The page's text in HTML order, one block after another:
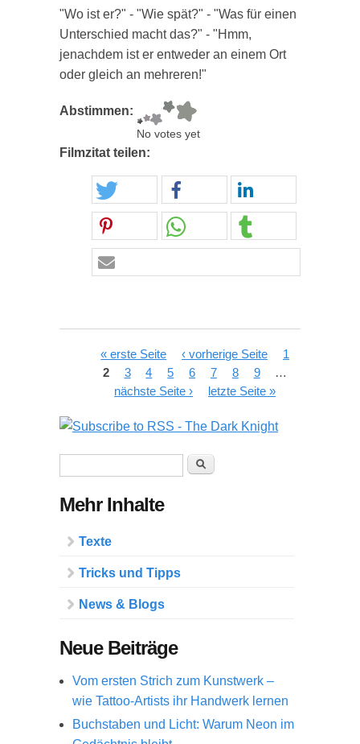
"Wo ist er?" - "Wie spät?" - "Was für einen
Unterschied macht das?" - "Hmm,
jenachdem ist er entweder an einem Ort
oder gleich an mehreren!"
Abstimmen:
No votes yet
Filmzitat teilen:
Seiten« erste Seite ‹ vorherige Seite
1
2
3 4 5 6 7 8 9
…
nächste Seite ›
letzte Seite »
Suche
Mehr Inhalte
Texte
Tricks und Tipps
News & Blogs
Neue Beiträge
Vom ersten Strich zum Kunstwerk –
wie Tattoo-Artists ihr Handwerk lernen
Buchstaben und Licht: Warum Neon im